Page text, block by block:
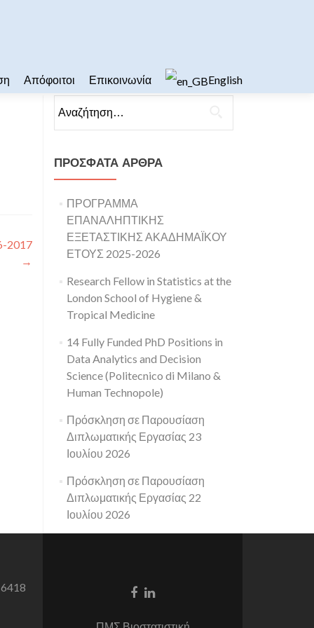
Απόφοιτοι Επικοινωνία English
2017
→
ΠΡΌΣΦΑΤΑ ΆΡΘΡΑ
ΠΡΟΓΡΑΜΜΑ
ΕΠΑΝΑΛΗΠΤΙΚΗΣ
ΕΞΕΤΑΣΤΙΚΗΣ ΑΚΑΔΗΜΑΪΚΟΥ
ΕΤΟΥΣ 2025-2026
Research Fellow in Statistics at the
London School of Hygiene &
Tropical Medicine
14 Fully Funded PhD Positions in
Data Analytics and Decision
Science (Politecnico di Milano &
Human Technopole)
Πρόσκληση σε Παρουσίαση
Διπλωματικής Εργασίας 23
Ιουλίου 2026
Πρόσκληση σε Παρουσίαση
Διπλωματικής Εργασίας 22
Ιουλίου 2026
Facebook
Linkedin